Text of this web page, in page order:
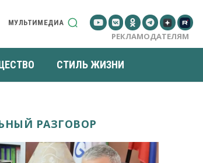
МУЛЬТИМЕДИА
РЕКЛАМОДАТЕЛЯМ
СТИЛЬ ЖИЗНИ
РАЗГОВОР